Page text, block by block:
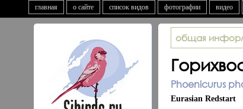
главная о сайте список видов фотографии видео
общая
Phoenicurus
Eurasian Redstart